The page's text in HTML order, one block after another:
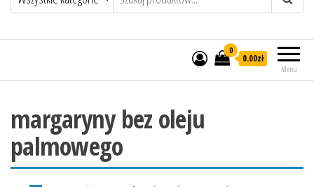
Menu
0
0.00zł
margaryny bez oleju
palmowego